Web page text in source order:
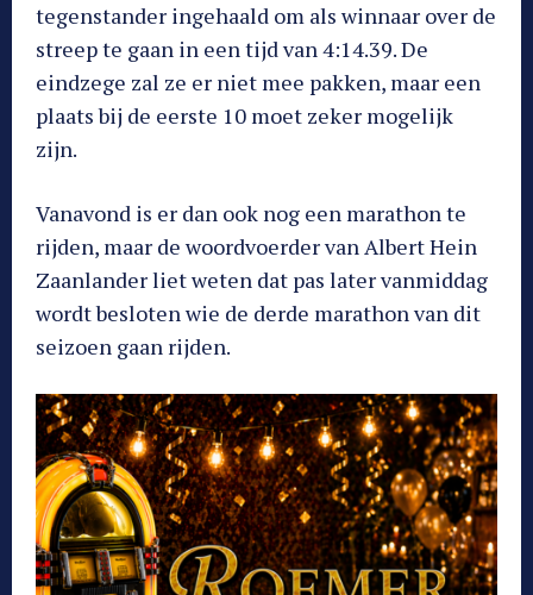
tegenstander ingehaald om als winnaar over de
streep te gaan in een tijd van 4:14.39. De
eindzege zal ze er niet mee pakken, maar een
plaats bij de eerste 10 moet zeker mogelijk
zijn.
Vanavond is er dan ook nog een marathon te
rijden, maar de woordvoerder van Albert Hein
Zaanlander liet weten dat pas later vanmiddag
wordt besloten wie de derde marathon van dit
seizoen gaan rijden.